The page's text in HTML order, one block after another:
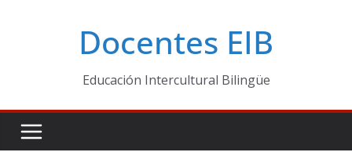
Docentes EIB
Educación Intercultural Bilingüe